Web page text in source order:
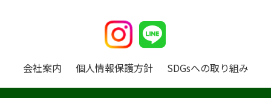
会社案内 個人情報保護方針 SDGsへの取り組み